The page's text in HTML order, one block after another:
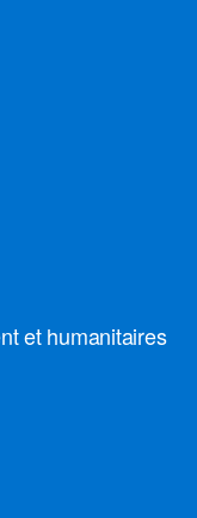
et humanitaires